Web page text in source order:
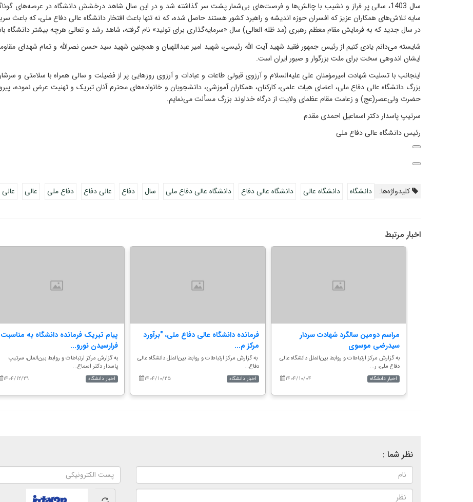
سال 1403، سالی پر فراز و نشیب با چالش‌ها و فرصت‌های بی‌شمار پشت سر گذاشته شد و در این سال شاهد درخشش دانشگاه در عرصه‌های
سایه تلاش‌های همکاران عزیز که افسران حوزه اندیشه و راهبرد کشور هستند حاصل شده، که نه تنها باعث افتخار دانشگاه عالی دفاع ملی، که باعث
در سال جدید که به فرمایش مقام معظم رهبری (مد ظله العالی) سال «سرمایه‌گذاری برای تولید» نام گرفته، شاهد رشد و تعالی هرچه بیشتر دانشگاه
شایسته می‌دانم یادی کنیم از رئیس جمهور فقید شهید آیت الله رئیسی، شهید امیر عبداللهیان و همچنین شهید سید حسن نصرالله و تمام شهدای
ایشان اندوهی سخت برای ملت بزرگوار و صبور ایران است.
بزرگ دانشگاه عالی دفاع ملی، اعضای هیات علمی، کارکنان، همکاران آموزشی، دانشجویان و خانواده‌های محترم آنان تبریک و تهنیت عرض نموده،
حضرت ولی‌عصر(عج) و زعامت مقام عظمای ولایت از درگاه خداوند بزرگ مسألت می‌نمایم.
سرتیپ پاسدار دکتر اسماعیل احمدی مقدم
رئیس دانشگاه عالی دفاع ملی
کلیدواژه‌ها: دانشگاه دانشگاه عالی دانشگاه عالی دفاع دانشگاه عالی دفاع ملی سال دفاع عالی دفاع دفاع ملی عالی
اخبار مرتبط
پیام تبریک فرمانده دانشگاه به مناسبت
فرارسیدن نورو...
به گزارش مرکز ارتباطات و روابط بین‌الملل، سرتیپ
پاسدار دکتر اسماع...
۱۴۰۴/۱۲/۲۹
اخبار دانشگاه
فرمانده دانشگاه عالی دفاع ملی، "برآورد
مرکز م...
به گزارش مرکز ارتباطات و روابط بین‌الملل دانشگاه عالی
دفاع...
۱۴۰۴/۱۰/۲۵
اخبار دانشگاه
مراسم دومین سالگرد شهادت سردار
سیدرضی موسوی
به گزارش مرکز ارتباطات و روابط بین‌الملل دانشگاه عالی
دفاع ملی، ر...
۱۴۰۴/۱۰/۰۴
اخبار دانشگاه
نظر شما :